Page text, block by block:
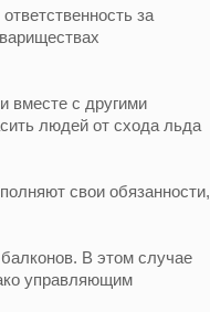
за
вместе с другими
людей от схода льда
свои обязанности,
В этом случае
управляющим